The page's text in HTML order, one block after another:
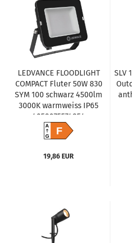
LEDVANCE FLOODLIGHT
COMPACT Fluter 50W 830
SYM 100 schwarz 4500lm
3000K warmweiss IP65
4058075574854
A
GF
19,86 EUR
SLV